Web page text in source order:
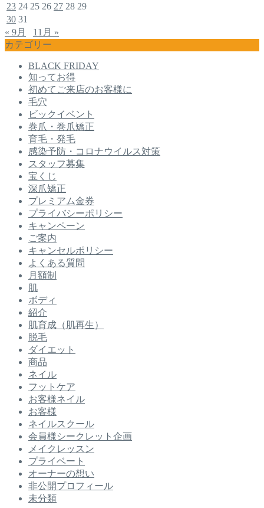
23 24 25 26 27 28 29
30 31
« 9月
11月 »
カテゴリー
BLACK FRIDAY
知ってお得
初めてご来店のお客様に
毛穴
ビックイベント
巻爪・巻爪矯正
育毛・発毛
感染予防・コロナウイルス対策
スタッフ募集
宝くじ
深爪矯正
プレミアム金券
プライバシーポリシー
キャンペーン
ご案内
キャンセルポリシー
よくある質問
月額制
肌
ボディ
紹介
肌育成（肌再生）
脱毛
ダイエット
商品
ネイル
フットケア
お客様ネイル
お客様
ネイルスクール
会員様シークレット企画
メイクレッスン
プライベート
オーナーの想い
非公開プロフィール
未分類